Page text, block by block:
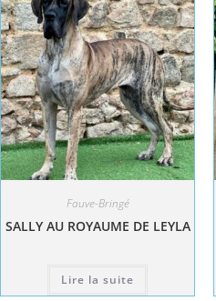
Fauve-Bringé
SALLY AU ROYAUME DE LEYLA
Lire la suite